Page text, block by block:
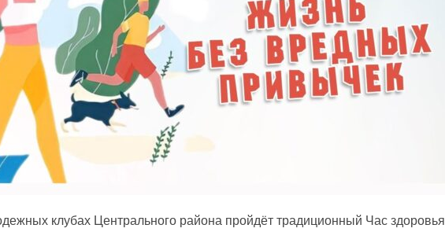
клубах Центрального района пройдёт традиционный Час здоровья